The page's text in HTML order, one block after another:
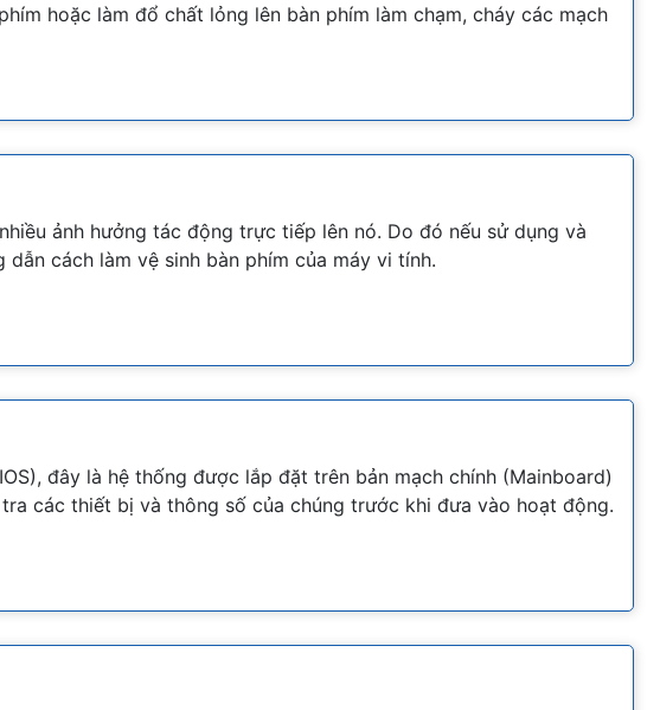
hoặc làm đổ chất lỏng lên bàn phím làm chạm, cháy các mạch
ảnh hưởng tác động trực tiếp lên nó. Do đó nếu sử dụng và
cách làm vệ sinh bàn phím của máy vi tính.
đây là hệ thống được lắp đặt trên bản mạch chính (Mainboard)
các thiết bị và thông số của chúng trước khi đưa vào hoạt động.